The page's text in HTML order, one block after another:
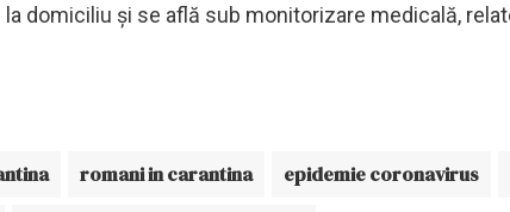
domiciliu şi se află sub monitorizare medicală,
romani in carantina epidemie coronavirus